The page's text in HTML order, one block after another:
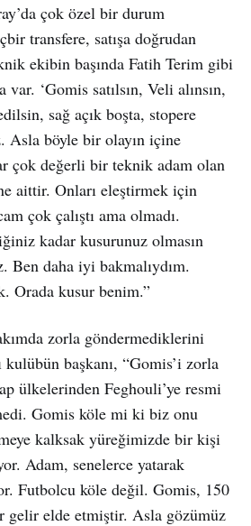
çok özel bir durum
transfere, satışa doğrudan
ekibin başında Fatih Terim gibi
‘Gomis satılsın, Veli alınsın,
sağ açık boşta, stopere
Asla böyle bir olayın içine
çok değerli bir teknik adam olan
aittir. Onları eleştirmek için
çok çalıştı ama olmadı.
kadar kusurunuz olmasın
Ben daha iyi bakmalıydım.
Orada kusur benim.”
zorla göndermediklerini
kulübün başkanı, “Gomis’i zorla
ülkelerinden Feghouli’ye resmi
Gomis köle mi ki biz onu
kalksak yüreğimizde bir kişi
Adam, senelerce yatarak
Futbolcu köle değil. Gomis, 150
gelir elde etmiştir. Asla gözümüz